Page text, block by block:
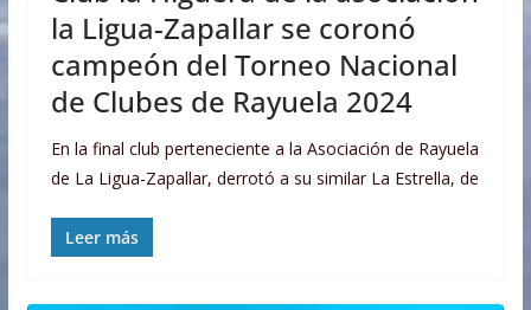
la Ligua-Zapallar se coronó
campeón del Torneo Nacional
de Clubes de Rayuela 2024
En la final club perteneciente a la Asociación de Rayuela
de La Ligua-Zapallar, derrotó a su similar La Estrella, de
Leer más